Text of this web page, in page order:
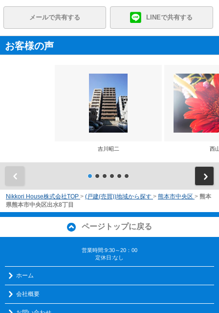
メールで共有する LINEで共有する
お客様の声
吉川昭二 西
Nikkori House株式会社TOP > (戸建(売買))地域から探す > 熊本市中央区 > 熊本
県熊本市中央区出水8丁目
ページトップに戻る
営業時間:9:30～20：00
定休日:なし
ホーム
会社概要